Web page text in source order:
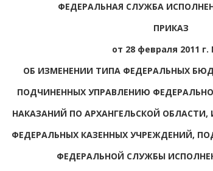
ФЕДЕРАЛЬНАЯ СЛУЖБА
ПРИКАЗ
от 28 февраля 2011 г.
ОБ ИЗМЕНЕНИИ ТИПА ФЕДЕРАЛЬНЫХ
ПОДЧИНЕННЫХ УПРАВЛЕНИЮ
НАКАЗАНИЙ ПО АРХАНГЕЛЬСКОЙ
ФЕДЕРАЛЬНЫХ КАЗЕННЫХ УЧРЕЖДЕНИЙ,
ФЕДЕРАЛЬНОЙ СЛУЖБЫ